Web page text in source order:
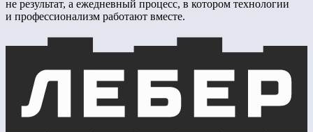
не результат, а ежедневный процесс, в котором технологии
и профессионализм работают вместе.